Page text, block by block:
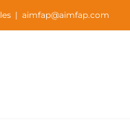
| aimfap@aimfap.com